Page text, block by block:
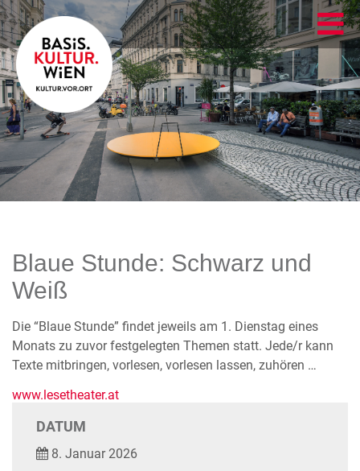
Blaue Stunde: Schwarz und
Weiß
Die “Blaue Stunde” findet jeweils am 1. Dienstag eines
Monats zu zuvor festgelegten Themen statt. Jede/r kann
Texte mitbringen, vorlesen, vorlesen lassen, zuhören …
www.lesetheater.at
DATUM
8. Januar 2026